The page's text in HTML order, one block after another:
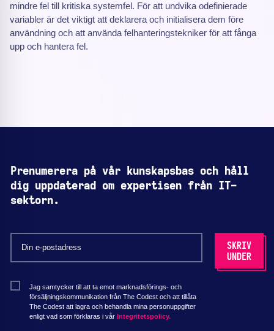
mindre fel till kritiska systemfel. För att undvika odefinierade
variabler är det viktigt att deklarera och initialisera dem före
användning och att använda felhanteringstekniker för att fånga
upp och hantera fel.
Prenumerera på vår kunskapsbas och håll
dig uppdaterad om expertisen från IT-
sektorn.
Jag samtycker till att ta emot marknadsförings- och
försäljningskommunikation från The Codest och att tillåta
The Codest att lagra och behandla mina personuppgifter
enligt vad som förklaras i vår Integritetspolicy.